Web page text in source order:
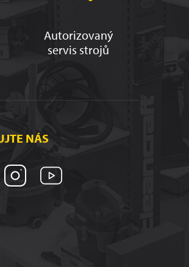
Autorizovaný
servis strojů
NÁS